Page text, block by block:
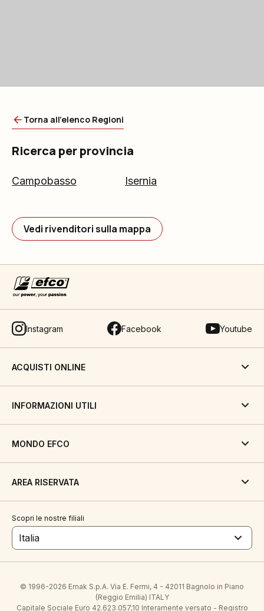
Torna all'elenco Regioni
Ricerca per provincia
Campobasso Isernia
Vedi rivenditori sulla mappa
Instagram Facebook Youtube
ACQUISTI ONLINE
INFORMAZIONI UTILI
MONDO EFCO
AREA RISERVATA
Scopri le nostre filiali
Italia
© 1996-2026 Emak S.p.A. Via E. Fermi, 4 - 42011 Bagnolo in Piano
(Reggio Emilia) ITALY
Capitale Sociale Euro 42.623.057,10 Interamente versato - Registro